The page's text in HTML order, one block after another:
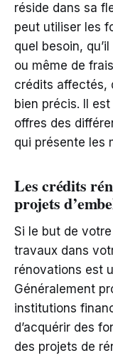
réside dans sa
peut utiliser les
quel besoin,
ou même de
crédits affectés,
bien précis. Il
offres des
qui présente les
Les crédits
projets
Si le but de
travaux dans
rénovations est
Généralement
institutions
d’acquérir des
des projets de